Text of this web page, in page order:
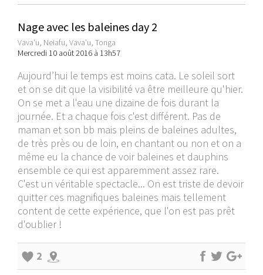
Nage avec les baleines day 2
Vavaʻu, Neiafu, Vava'u, Tonga
Mercredi 10 août 2016 à 13h57
Aujourd’hui le temps est moins cata. Le soleil sort
et on se dit que la visibilité va être meilleure qu'hier.
On se met a l'eau une dizaine de fois durant la
journée. Et a chaque fois c'est différent. Pas de
maman et son bb mais pleins de baleines adultes,
de très près ou de loin, en chantant ou non et on a
même eu la chance de voir baleines et dauphins
ensemble ce qui est apparemment assez rare.
C'est un véritable spectacle... On est triste de devoir
quitter ces magnifiques baleines mais tellement
content de cette expérience, que l'on est pas prêt
d'oublier !
2